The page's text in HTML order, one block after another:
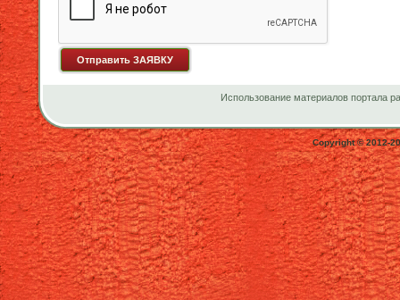
Использование материалов портала
Copyright © 2012-